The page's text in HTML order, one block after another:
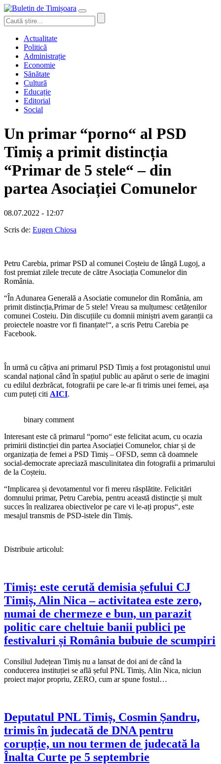
Actualitate
Politică
Administrație
Economie
Sănătate
Cultură
Educație
Editorial
Social
Un primar “porno“ al PSD
Timiș a primit distincția
“Primar de 5 stele“ – din
partea Asociației Comunelor
08.07.2022 - 12:07
Scris de: Eugen Chiosa
Petru Carebia, primar PSD al comunei Coșteiu de lângă Lugoj, a
fost premiat zilele trecute de către Asociația Comunelor din
România.
“În Adunarea Generală a Asociatie comunelor din România, am
primit distincția,Primar de 5 stele! Vreau sa mulțumesc cetățenilor
comunei Costeiu. Din discuțiile cu domnii miniștri avem garanții ca
proiectele noastre vor fi finanțate!“, a scris Petru Carebia pe
Facebook.
În urmă cu câțiva ani primarul PSD Timiș a fost protagonistul unui
scandal național când în spațiul public au apărut o serie de imagini
cu edilul dezbrăcat, fotografii pe care le-ar fi trimis unei femei, așa
cum puteți citi AICI.
binary comment
Interesant este că primarul “porno“ este felicitat acum, cu ocazia
primirii distincției din partea Asociației Comunelor, chiar și de
organizația de femei a PSD Timiș – OFSD, semn că doamnele
social-democrate apreciază masculinitatea din fotografii a primarului
de la Coșteiu.
“Implicarea și devotamentul vor fi mereu răsplătite. Felicitări
domnului primar, Petru Carebia, pentru această distincție și mult
succes în realizarea obiectivelor pe care vi le-ați propus“, este
mesajul transmis de PSD-istele din Timiș.
Distribuie articolul:
Timiș: este cerută demisia șefului CJ
Timiș, Alin Nica – activitatea este zero,
numai de chermeze e bun, un parazit
politic care cheltuie banii publici pe
festivaluri și România bubuie de scumpiri
Consiliul Județean Timiș nu a lansat de doi ani de când la
conducerea instituției se află șeful PNL Timiș, Alin Nica, niciun
proiect major propriu, ZERO, cum ar spune fostul…
Deputatul PNL Timiș, Cosmin Șandru,
trimis în judecată de DNA pentru
corupție, un nou termen de judecată la
Înalta Curte pe 5 septembrie